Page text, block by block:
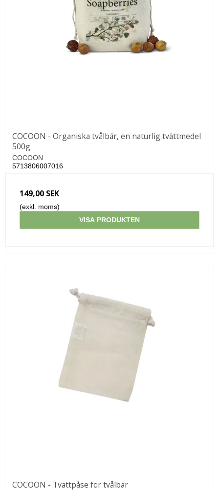
COCOON - Organiska tvålbär, en naturlig tvättmedel
500g
COCOON
5713806007016
149,00 SEK
(exkl. moms)
VISA PRODUKTEN
COCOON - Tvättpåse för tvålbär